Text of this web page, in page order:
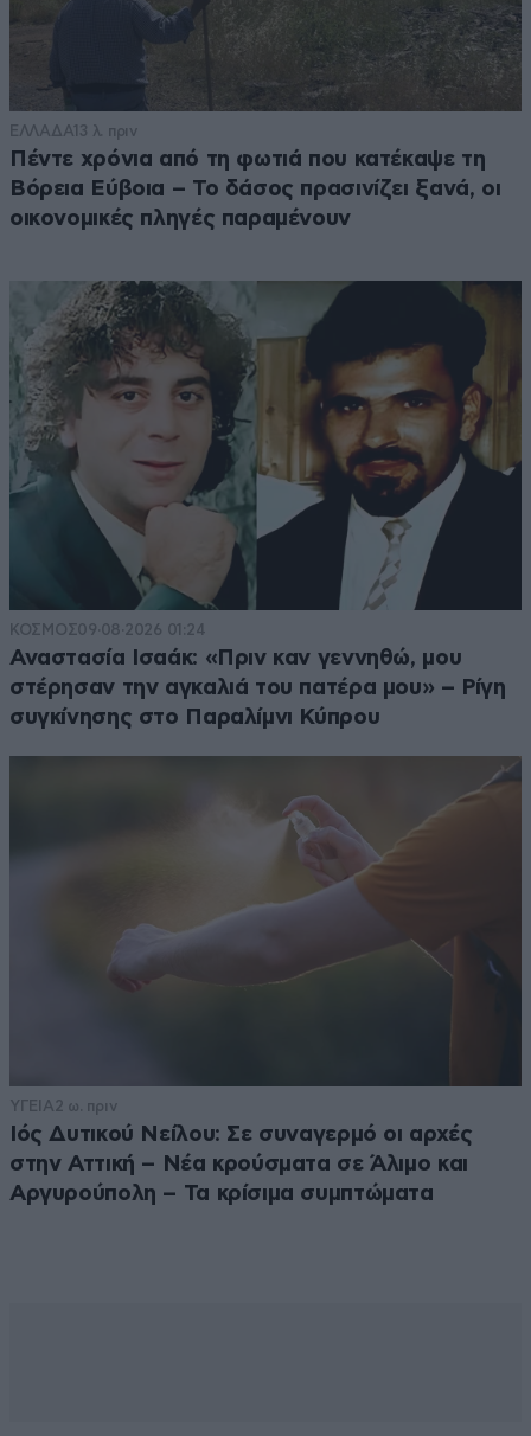
ΕΛΛΑΔΑ13 λ. πριν
Πέντε χρόνια από τη φωτιά που κατέκαψε τη
Βόρεια Εύβοια – Το δάσος πρασινίζει ξανά, οι
οικονομικές πληγές παραμένουν
ΚΟΣΜΟΣ09·08·2026 01:24
Αναστασία Ισαάκ: «Πριν καν γεννηθώ, μου
στέρησαν την αγκαλιά του πατέρα μου» – Ρίγη
συγκίνησης στο Παραλίμνι Κύπρου
ΥΓΕΙΑ2 ω. πριν
Ιός Δυτικού Νείλου: Σε συναγερμό οι αρχές
στην Αττική – Νέα κρούσματα σε Άλιμο και
Αργυρούπολη – Τα κρίσιμα συμπτώματα